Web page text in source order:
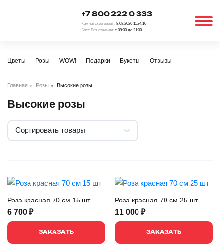
+7 800 222 0 333
Камчатское время: 8.08.2026 11:34:10
Босс Роз отвечает с 09:00 до 21:00
Цветы Розы WOW! Подарки Букеты Отзывы
Главная Розы Высокие розы
Высокие розы
Сортировать товары
Роза красная 70 см 15 шт
6 700 ₽
ЗАКАЗАТЬ
Роза красная 70 см 25 шт
11 000 ₽
ЗАКАЗАТЬ